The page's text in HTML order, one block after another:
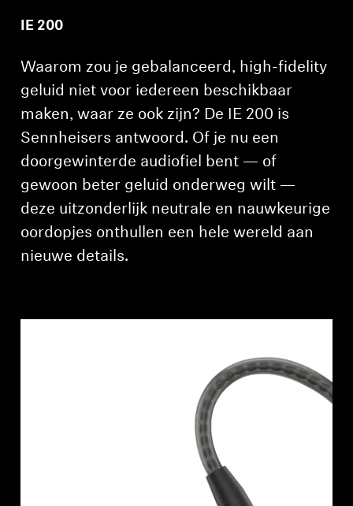
Originele gehooronderdelengehoor en accessoires
Soundbars
AMBEO soundbars en Subs
Ontdek AMBEO
AMBEO-onderdelen en accessoires
IE 200
Waarom zou je gebalanceerd, high-fidelity
geluid niet voor iedereen beschikbaar
maken, waar ze ook zijn? De IE 200 is
Sennheisers antwoord. Of je nu een
doorgewinterde audiofiel bent — of
gewoon beter geluid onderweg wilt —
deze uitzonderlijk neutrale en nauwkeurige
oordopjes onthullen een hele wereld aan
nieuwe details.